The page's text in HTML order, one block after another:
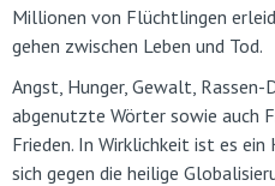
Millionen von Flüchtlingen
gehen zwischen Leben und Tod.
Angst, Hunger, Gewalt, Rassen-
abgenutzte Wörter sowie auch
Frieden. In Wirklichkeit ist es ein
sich gegen die heilige